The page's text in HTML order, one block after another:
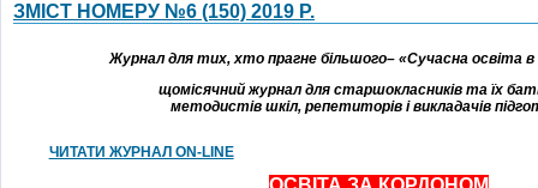
ЗМІСТ НОМЕРУ №6 (150) 2019 Р.
Журнал для тих, хто прагне більшого– «Сучасна освіта в
щомісячний журнал для старшокласників та їх
методистів шкіл, репетиторів і викладачів
ЧИТАТИ ЖУРНАЛ ON-LINE